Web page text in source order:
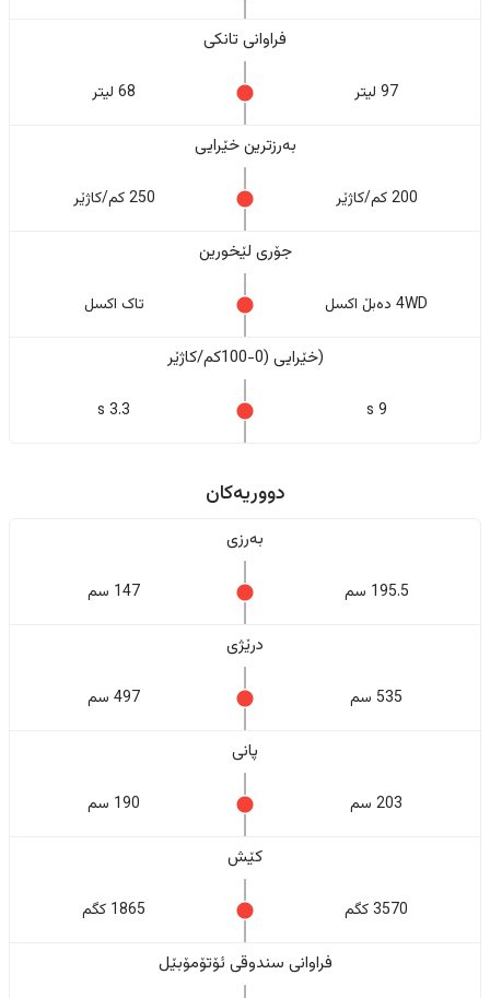
فراوانی تانکی
97 لیتر 68 لیتر
بەرزترین خێرایی
200 کم/کاژێر 250 کم/کاژێر
جۆری لێخورین
4WD دەبڵ اکسل تاک اکسل
(خێرایی (0-100کم/کاژێر
9 s
3.3 s
دووریەکان
بەرزی
195.5 سم 147 سم
درێژی
535 سم 497 سم
پانی
203 سم 190 سم
کێش
3570 کگم 1865 کگم
فراوانی سندوقی ئۆتۆمۆبێل